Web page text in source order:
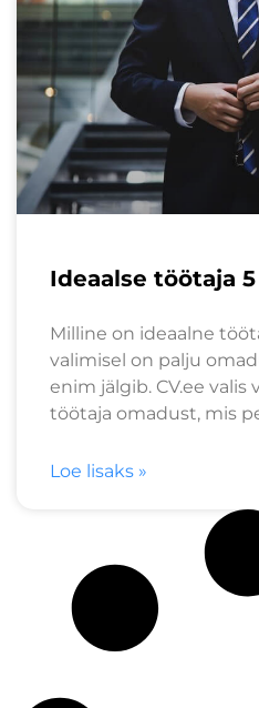
Ideaalse töötaja
Milline on ideaalne
valimisel on palju
enim jälgib. CV.ee valis
töötaja omadust, mis
Loe lisaks »